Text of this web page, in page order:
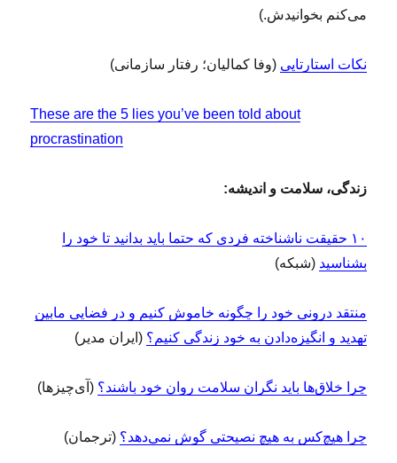
می‌کنم بخوانیدش.)
نکات استارتاپی (وفا کمالیان؛ رفتار سازمانی)
These are the 5 lies you’ve been told about
procrastination
زندگی، سلامت و اندیشه:
۱۰ حقیقت ناشناخته فردی که حتما باید بدانید تا خود را
بشناسید (شبکه)
منتقد درونی خود را چگونه خاموش کنیم و در فضایی مابین
تهدید و انگیزه‌دادن به خود زندگی کنیم؟ (ایران مدیر)
چرا خلاق‌ها باید نگران سلامت روان خود باشند؟ (آی‌چیزها)
چرا هیچ‌کس به هیچ نصیحتی گوش نمی‌دهد؟ (ترجمان)